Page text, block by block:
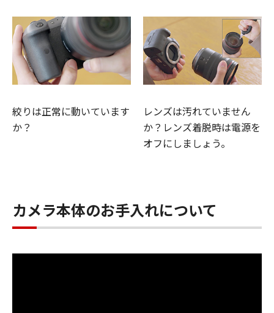
絞りは正常に動いています
か？
レンズは汚れていません
か？レンズ着脱時は電源を
オフにしましょう。
カメラ本体のお手入れについて